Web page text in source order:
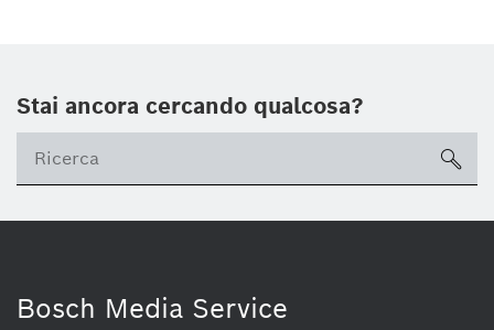
Stai ancora cercando qualcosa?
Bosch Media Service